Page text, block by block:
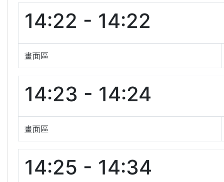
14:22 - 14:22
畫面區
14:23 - 14:24
畫面區
14:25 - 14:34